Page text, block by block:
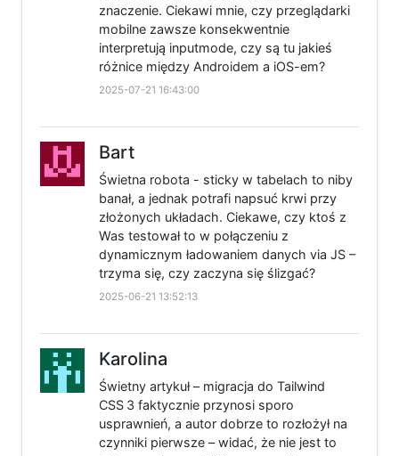
znaczenie. Ciekawi mnie, czy przeglądarki
mobilne zawsze konsekwentnie
interpretują inputmode, czy są tu jakieś
różnice między Androidem a iOS-em?
2025-07-21 16:43:00
Bart
Świetna robota - sticky w tabelach to niby
banał, a jednak potrafi napsuć krwi przy
złożonych układach. Ciekawe, czy ktoś z
Was testował to w połączeniu z
dynamicznym ładowaniem danych via JS –
trzyma się, czy zaczyna się ślizgać?
2025-06-21 13:52:13
Karolina
Świetny artykuł – migracja do Tailwind
CSS 3 faktycznie przynosi sporo
usprawnień, a autor dobrze to rozłożył na
czynniki pierwsze – widać, że nie jest to